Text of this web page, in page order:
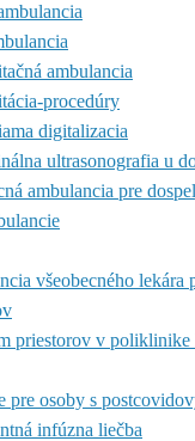
ambulancia
procedúry
digitalizacia
ultrasonografia u
ambulancia pre
všeobecného lekára
priestorov v
pre osoby s
infúzna liečba